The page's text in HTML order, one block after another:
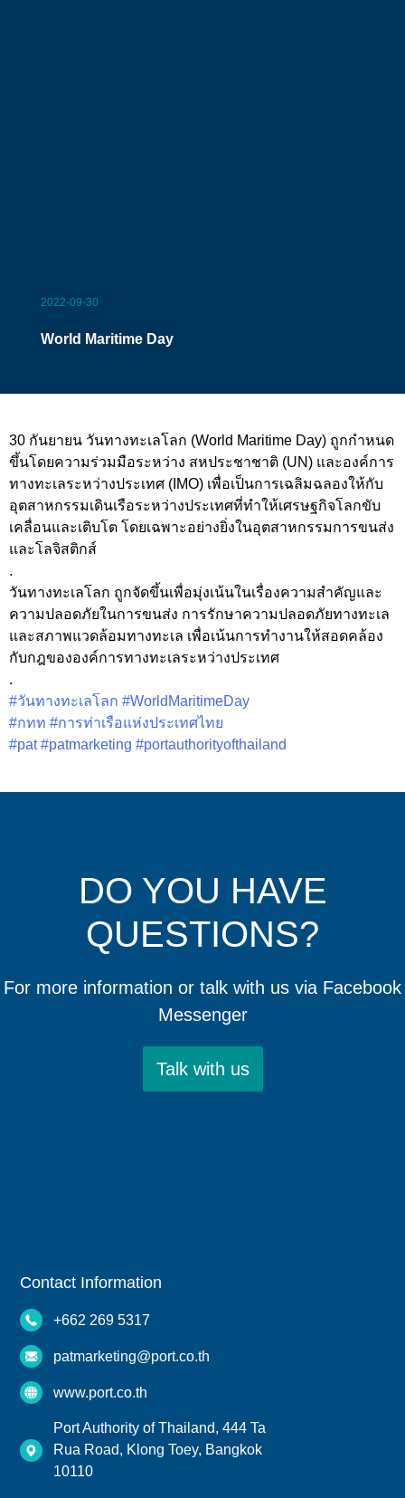
2022-09-30
World Maritime Day
30 กันยายน วันทางทะเลโลก (World Maritime Day) ถูกกำหนด
ขึ้นโดยความร่วมมือระหว่าง สหประชาชาติ (UN) และองค์การ
ทางทะเลระหว่างประเทศ (IMO) เพื่อเป็นการเฉลิมฉลองให้กับ
อุตสาหกรรมเดินเรือระหว่างประเทศที่ทำให้เศรษฐกิจโลกขับ
เคลื่อนและเติบโต โดยเฉพาะอย่างยิ่งในอุตสาหกรรมการขนส่ง
และโลจิสติกส์
.
วันทางทะเลโลก ถูกจัดขึ้นเพื่อมุ่งเน้นในเรื่องความสำคัญและ
ความปลอดภัยในการขนส่ง การรักษาความปลอดภัยทางทะเล
และสภาพแวดล้อมทางทะเล เพื่อเน้นการทำงานให้สอดคล้อง
กับกฎขององค์การทางทะเลระหว่างประเทศ
.
#วันทางทะเลโลก #WorldMaritimeDay
#กทท #การท่าเรือแห่งประเทศไทย
#pat #patmarketing #portauthorityofthailand
DO YOU HAVE
QUESTIONS?
For more information or talk with us via Facebook
Messenger
Talk with us
Contact Information
+662 269 5317
patmarketing@port.co.th
www.port.co.th
Port Authority of Thailand, 444 Ta
Rua Road, Klong Toey, Bangkok
10110